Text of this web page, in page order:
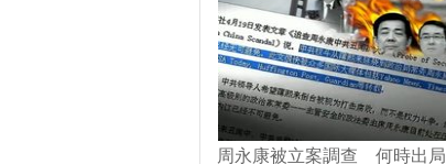
周永康被立案調查 何時出局